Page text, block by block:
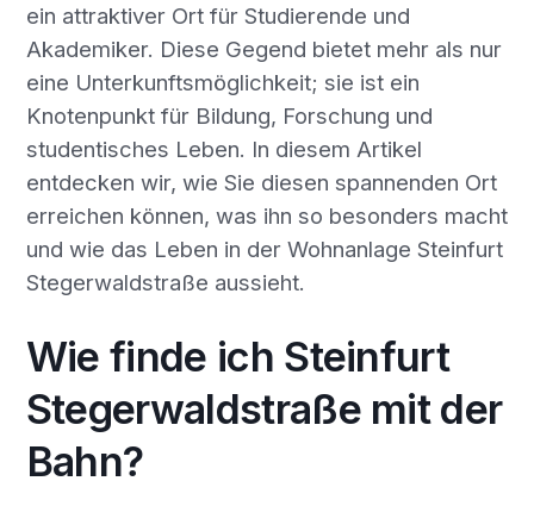
ein attraktiver Ort für Studierende und
Akademiker. Diese Gegend bietet mehr als nur
eine Unterkunftsmöglichkeit; sie ist ein
Knotenpunkt für Bildung, Forschung und
studentisches Leben. In diesem Artikel
entdecken wir, wie Sie diesen spannenden Ort
erreichen können, was ihn so besonders macht
und wie das Leben in der Wohnanlage Steinfurt
Stegerwaldstraße aussieht.
Wie finde ich Steinfurt
Stegerwaldstraße mit der
Bahn?